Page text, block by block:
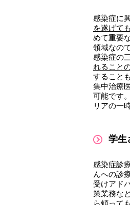
感染症に
を遂げて
めて重要
領域なの
感染症の
れること
すること
集中治療
可能です
リアの一
学生
感染症診
んへの診
受けアド
策業務な